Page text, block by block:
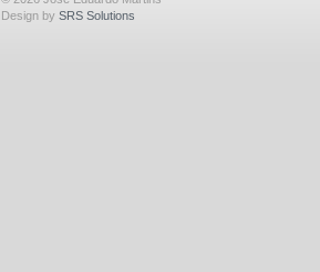
Design by SRS Solutions